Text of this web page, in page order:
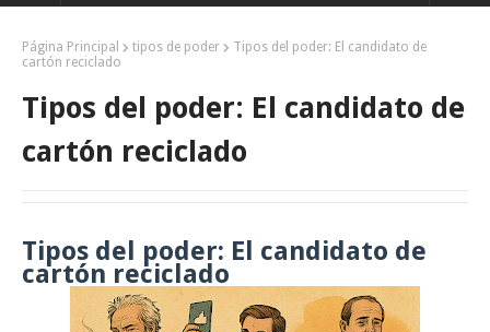
Página Principal tipos de poder
Tipos del poder: El candidato de
cartón reciclado
Tipos del poder: El candidato de
cartón reciclado
Tipos del poder: El candidato de
cartón reciclado